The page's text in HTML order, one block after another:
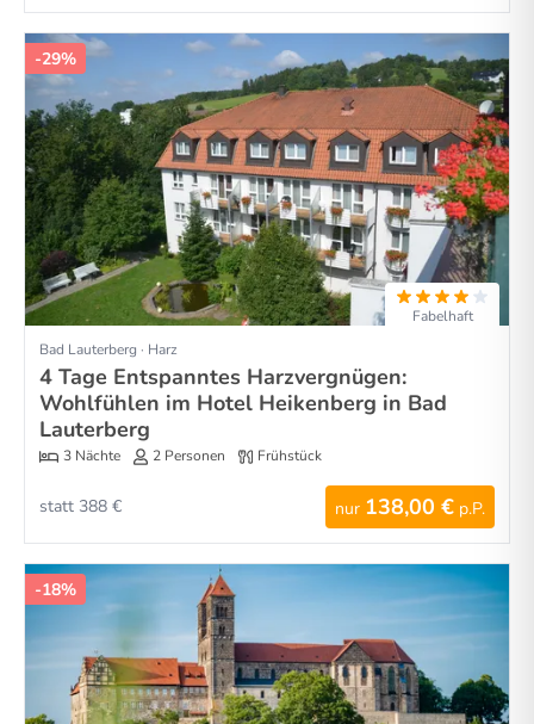
-29%
Fabelhaft
Bad Lauterberg · Harz
4 Tage Entspanntes Harzvergnügen:
Wohlfühlen im Hotel Heikenberg in Bad
Lauterberg
3 Nächte 2 Personen Frühstück
nur 138,00 € p.P.
statt 388 €
-18%